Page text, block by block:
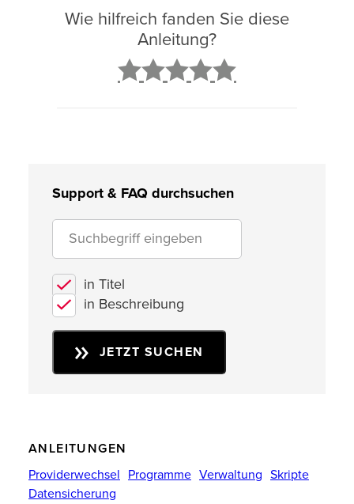
Wie hilfreich fanden Sie diese
Anleitung?
Support & FAQ durchsuchen
in Titel
in Beschreibung
JETZT SUCHEN
ANLEITUNGEN
Providerwechsel Programme Verwaltung Skripte
Datensicherung